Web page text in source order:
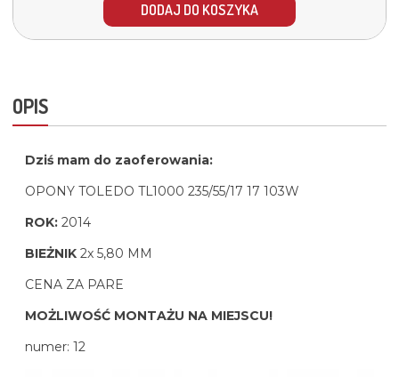
DODAJ DO KOSZYKA
OPIS
Dziś mam do zaoferowania:
OPONY TOLEDO TL1000 235/55/17 17 103W
ROK: 2014
BIEŻNIK 2x 5,80 MM
CENA ZA PARE
MOŻLIWOŚĆ MONTAŻU NA MIEJSCU!
numer: 12